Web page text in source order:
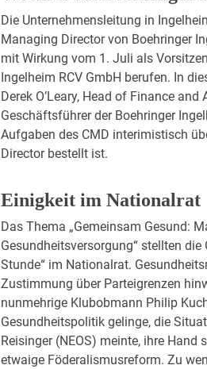
Die Unternehmensleitung in
Managing Director von Boehringer
mit Wirkung vom 1. Juli als
Ingelheim RCV GmbH berufen. In
Derek O’Leary, Head of Finance
Geschäftsführer der Boehringer
Aufgaben des CMD interimistisch
Director bestellt ist.
Einigkeit im Nationalrat
Das Thema „Gemeinsam Gesund:
Gesundheitsversorgung“ stellten
Stunde“ im Nationalrat.
Zustimmung über Parteigrenzen
nunmehrige Klubobmann Philip
Gesundheitspolitik gelinge, die
Reisinger (NEOS) meinte, ihre
etwaige Föderalismusreform. Zu